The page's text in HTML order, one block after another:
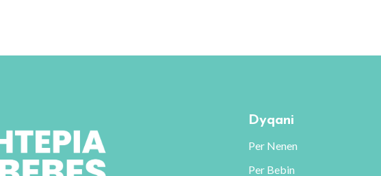
Dyqani
Per Nenen
Per Bebin